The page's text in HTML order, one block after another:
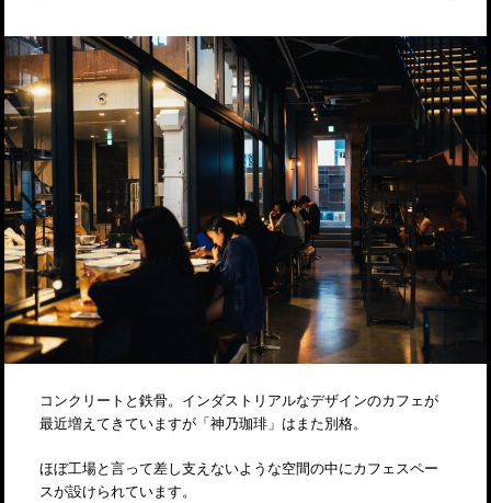
コンクリートと鉄骨。インダストリアルなデザインのカフェが
最近増えてきていますが「神乃珈琲」はまた別格。
ほぼ工場と言って差し支えないような空間の中にカフェスペー
スが設けられています。